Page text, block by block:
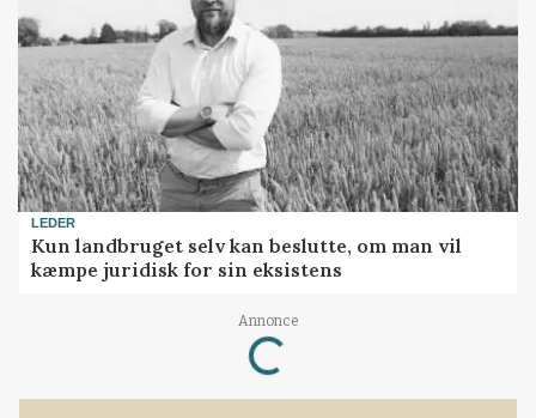
LEDER
Kun landbruget selv kan beslutte, om man vil
kæmpe juridisk for sin eksistens
Annonce
Loading...